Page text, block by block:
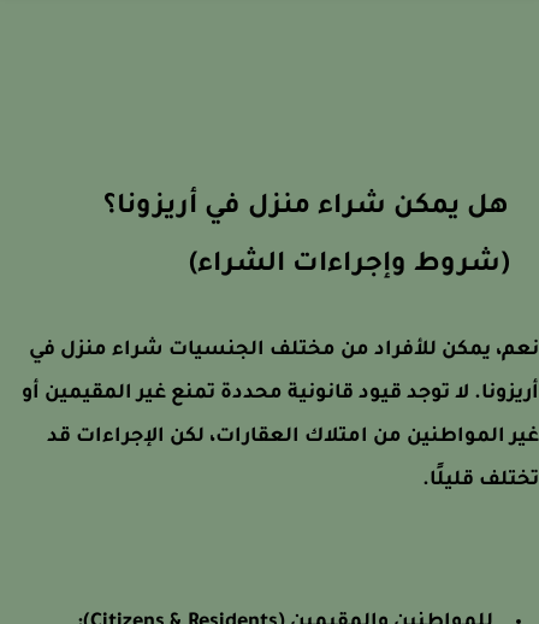
هل يمكن شراء منزل في أريزونا؟
(شروط وإجراءات الشراء)
يمكن للأفراد من مختلف الجنسيات شراء منزل في
لا توجد قيود قانونية محددة تمنع غير المقيمين أو
المواطنين من امتلاك العقارات، لكن الإجراءات قد
قليلًا.